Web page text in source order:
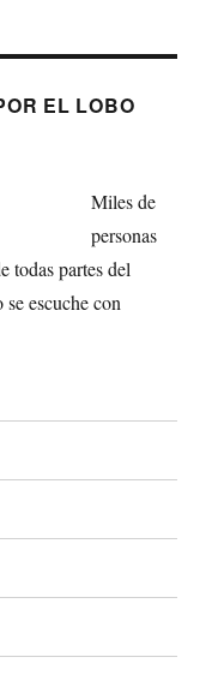
EL LOBO
Miles de
personas
todas partes del
escuche con